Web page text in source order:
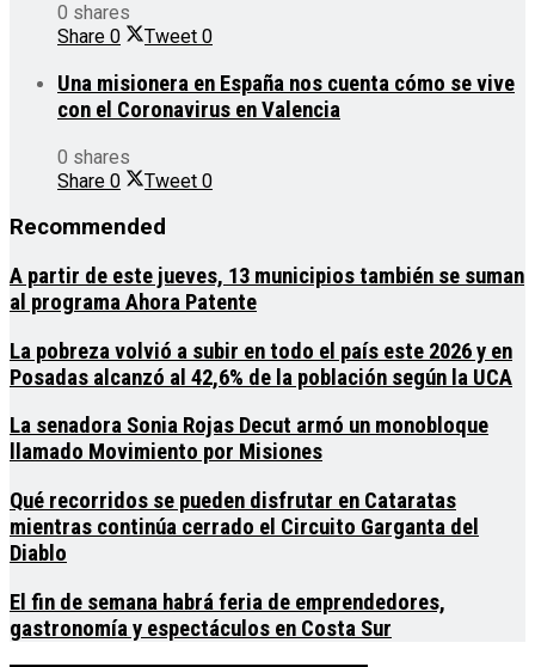
0 shares
Share 0 Tweet 0
Una misionera en España nos cuenta cómo se vive
con el Coronavirus en Valencia
0 shares
Share 0 Tweet 0
Recommended
A partir de este jueves, 13 municipios también se suman
al programa Ahora Patente
La pobreza volvió a subir en todo el país este 2026 y en
Posadas alcanzó al 42,6% de la población según la UCA
La senadora Sonia Rojas Decut armó un monobloque
llamado Movimiento por Misiones
Qué recorridos se pueden disfrutar en Cataratas
mientras continúa cerrado el Circuito Garganta del
Diablo
El fin de semana habrá feria de emprendedores,
gastronomía y espectáculos en Costa Sur